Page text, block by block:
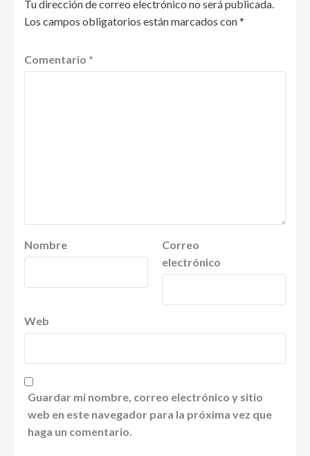
Tu dirección de correo electrónico no será publicada.
Los campos obligatorios están marcados con*
Comentario *
Nombre
Correo
electrónico
Web
Guardar mi nombre, correo electrónico y sitio
web en este navegador para la próxima vez que
haga un comentario.